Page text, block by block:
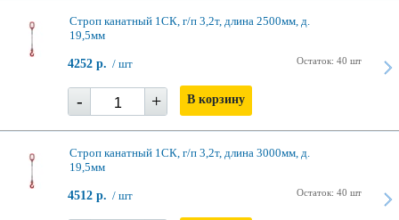
Строп канатный 1СК, г/п 3,2т, длина 2500мм, д.
19,5мм
Остаток: 40 шт
4252 р. / шт
- + В корзину
Строп канатный 1СК, г/п 3,2т, длина 3000мм, д.
19,5мм
Остаток: 40 шт
4512 р. / шт